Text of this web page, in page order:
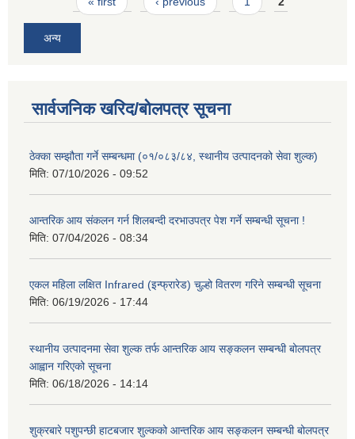
अन्य
सार्वजनिक खरिद/बोलपत्र सूचना
ठेक्का सम्झौता गर्ने सम्बन्धमा (०१/०८३/८४, स्थानीय उत्पादनको सेवा शुल्क)
मिति: 07/10/2026 - 09:52
आन्तरिक आय संकलन गर्न शिलबन्दी दरभाउपत्र पेश गर्ने सम्बन्धी सूचना !
मिति: 07/04/2026 - 08:34
एकल महिला लक्षित Infrared (इन्फ्रारेड) चुल्हो वितरण गरिने सम्बन्धी सूचना
मिति: 06/19/2026 - 17:44
स्थानीय उत्पादनमा सेवा शुल्क तर्फ आन्तरिक आय सङ्कलन सम्बन्धी बोलपत्र
आह्वान गरिएको सूचना
मिति: 06/18/2026 - 14:14
शुक्रबारे पशुपन्छी हाटबजार शुल्कको आन्तरिक आय सङ्कलन सम्बन्धी बोलपत्र